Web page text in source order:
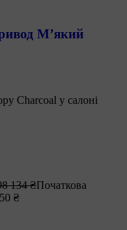
М’який
Charcoal у салоні
134 ₴Початкова
₴